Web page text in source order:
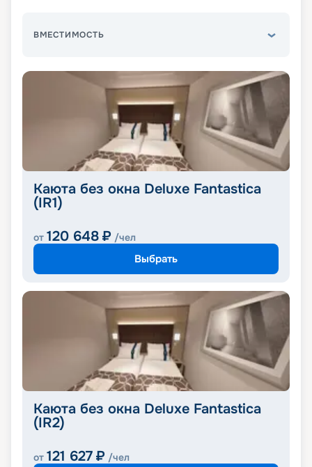
ВМЕСТИМОСТЬ
Каюта без окна Deluxe Fantastica
(IR1)
от 120 648 ₽ /чел
Выбрать
Каюта без окна Deluxe Fantastica
(IR2)
от 121 627 ₽ /чел